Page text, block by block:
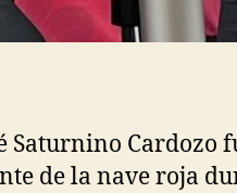
Saturnino Cardozo
de la nave roja